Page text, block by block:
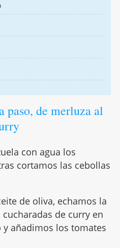
paso, de merluza al
con agua los
cortamos las cebollas
de oliva, echamos la
de curry en
añadimos los tomates